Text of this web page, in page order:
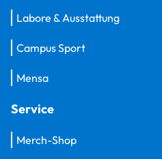
Labore & Ausstattung
Campus Sport
Mensa
Service
Merch-Shop